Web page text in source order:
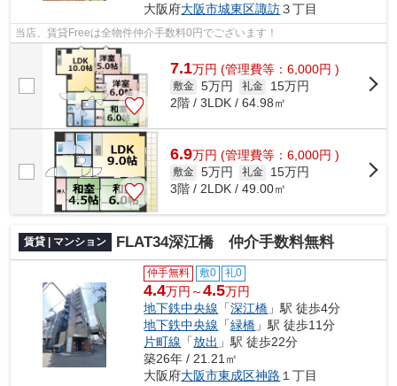
大阪府大阪市城東区諏訪３丁目
当店、賃貸Freeは全物件仲介手数料0円でございます！
7.1万円 (管理費等：6,000円 )
敷金 5万円 礼金
15万円
2階 / 3LDK / 64.98㎡
6.9万円 (管理費等：6,000円 )
敷金 5万円 礼金
15万円
3階 / 2LDK / 49.00㎡
賃貸 | マンション FLAT34深江橋 仲介手数料無料
仲手無料 敷0 礼0
4.4万円～4.5万円
地下鉄中央線 「深江橋 」駅 徒歩4分
地下鉄中央線 「緑橋 」駅 徒歩11分
片町線 「放出 」駅 徒歩22分
築26年 / 21.21㎡
大阪府大阪市東成区神路 １丁目